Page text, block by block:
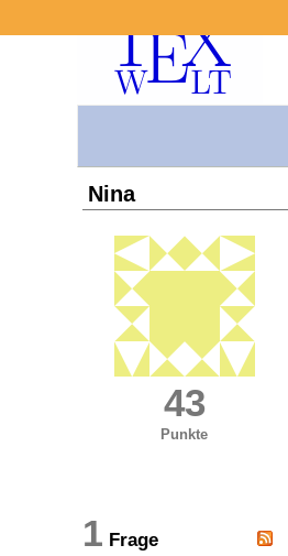
Nina
43
Punkte
1 Frage